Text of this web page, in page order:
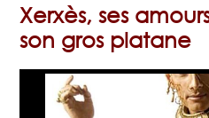
Xerxès, ses
son gros platane